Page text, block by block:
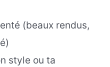
(beaux rendus,
style ou ta